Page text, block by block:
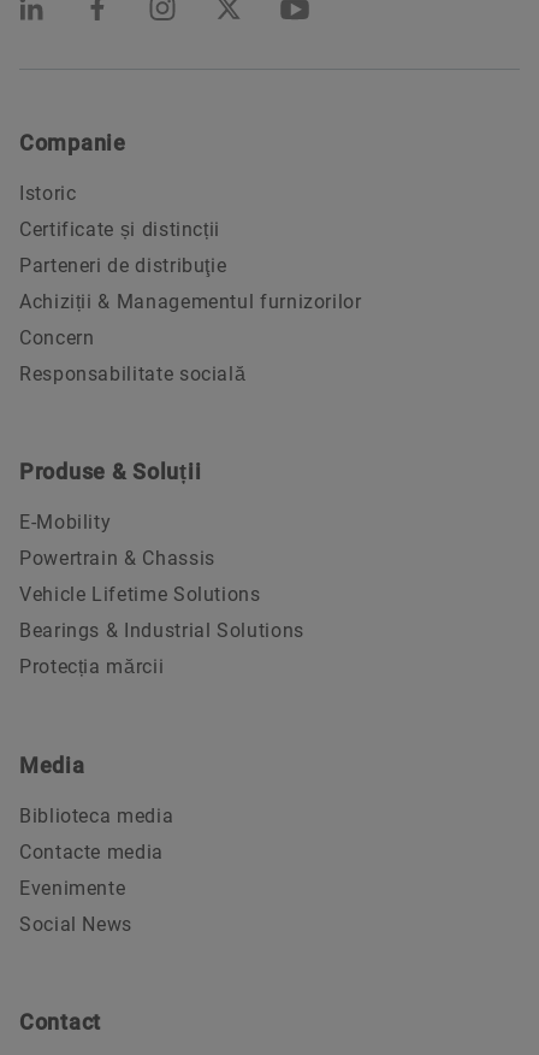
Companie
Istoric
Certificate și distincții
Parteneri de distribuţie
Achiziții & Managementul furnizorilor
Concern
Responsabilitate socială
Produse & Soluții
E-Mobility
Powertrain & Chassis
Vehicle Lifetime Solutions
Bearings & Industrial Solutions
Protecția mărcii
Media
Biblioteca media
Contacte media
Evenimente
Social News
Contact